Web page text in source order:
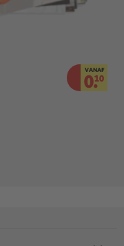
VANAF
0.10